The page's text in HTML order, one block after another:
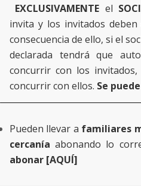
EXCLUSIVAMENTE el
invita y los invitados
consecuencia de ello, si el
declarada tendrá que
concurrir con los
concurrir con ellos. Se
Pueden llevar a familiares
cercanía abonando lo
abonar [AQUÍ]